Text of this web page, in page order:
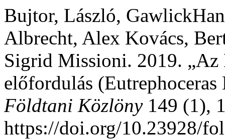
Bujtor, László,
Albrecht, Alex Kovács,
Sigrid Missioni. 2019.
előfordulás
Földtani Közlöny149 (1),
https://doi.org/10.23928/